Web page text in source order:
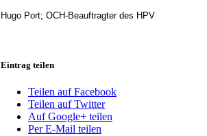
Hugo Port; OCH-Beauftragter des HPV
Eintrag teilen
Teilen auf Facebook
Teilen auf Twitter
Auf Google+ teilen
Per E-Mail teilen